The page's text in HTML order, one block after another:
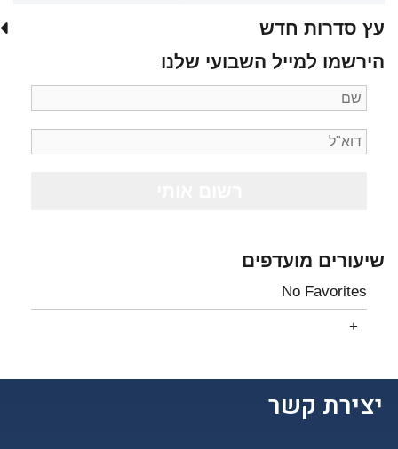
עץ סדרות חדש
הירשמו למייל השבועי שלנו
שיעורים מועדפים
No Favorites
יצירת קשר